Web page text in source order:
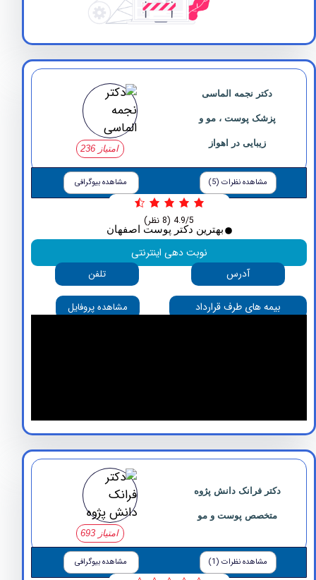
دکتر نجمه الماسی
پزشک پوست ، مو و
زیبایی در اهواز
مشاهده نظرات (5) مشاهده بیوگرافی
بهترین دکتر پوست اصفهان
نوبت دهی اینترنتی
آدرس
تلفن
بیمه های طرف قرارداد مشاهده پروفایل
دکتر فرانک دانش پژوه
متخصص پوست و مو
مشاهده نظرات (1) مشاهده بیوگرافی